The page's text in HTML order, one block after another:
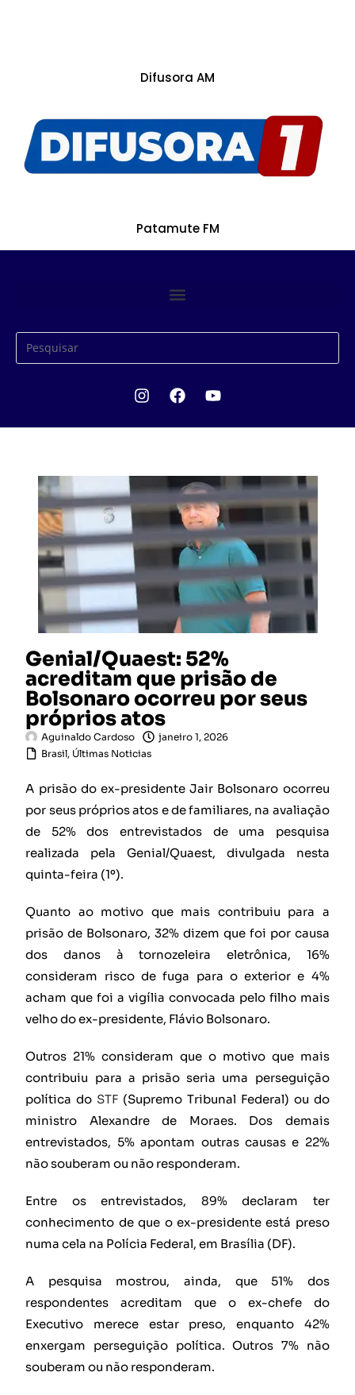
Difusora AM
Patamute FM
Genial/Quaest: 52%
acreditam que prisão de
Bolsonaro ocorreu por seus
próprios atos
Aguinaldo Cardoso
janeiro 1, 2026
Brasil, Últimas Noticias
A prisão do ex-presidente Jair Bolsonaro ocorreu
por seus próprios atos e de familiares, na avaliação
de 52% dos entrevistados de uma pesquisa
realizada pela Genial/Quaest, divulgada nesta
quinta-feira (1º).
Quanto ao motivo que mais contribuiu para a
prisão de Bolsonaro, 32% dizem que foi por causa
dos danos à tornozeleira eletrônica, 16%
consideram risco de fuga para o exterior e 4%
acham que foi a vigília convocada pelo filho mais
velho do ex-presidente, Flávio Bolsonaro.
Outros 21% consideram que o motivo que mais
contribuiu para a prisão seria uma perseguição
política do STF (Supremo Tribunal Federal) ou do
ministro Alexandre de Moraes. Dos demais
entrevistados, 5% apontam outras causas e 22%
não souberam ou não responderam.
Entre os entrevistados, 89% declaram ter
conhecimento de que o ex-presidente está preso
numa cela na Polícia Federal, em Brasília (DF).
A pesquisa mostrou, ainda, que 51% dos
respondentes acreditam que o ex-chefe do
Executivo merece estar preso, enquanto 42%
enxergam perseguição política. Outros 7% não
souberam ou não responderam.